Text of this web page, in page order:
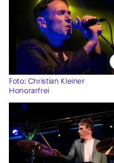
Foto: Christian Kleiner
Honorarfrei